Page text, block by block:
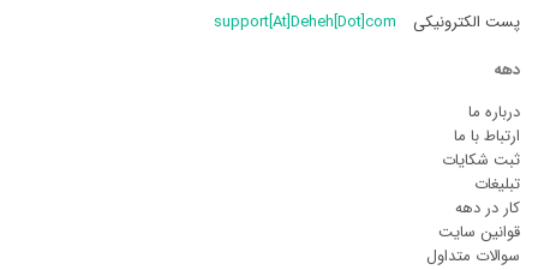
پست الکترونیکی
support[At]Deheh[Dot]com
دهه
درباره ما
ارتباط با ما
ثبت شکایات
تبلیغات
کار در دهه
قوانین سایت
سوالات متداول